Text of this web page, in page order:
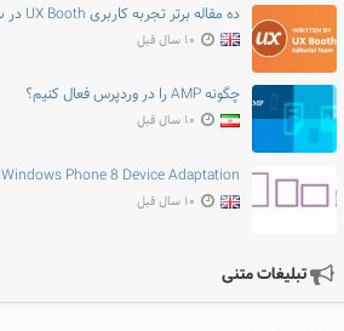
ده مقاله برتر تجربه کاربری UX Booth در سال ۲۰۱۶
۱۰ سال قبل
چگونه AMP را در وردپرس فعال کنیم؟
۱۰ سال قبل
Phone 8 Device Adaptation
۱۰ سال قبل
تبلیغات متنی